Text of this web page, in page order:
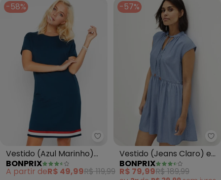
-58%
bonprix - Vestido (Azul
Vestido (Azul Marinho)
em Malha de Algodão
BONPRIX
A partir deR$ 49,99R$ 119,99
-57%
Vestido (Jeans Claro) em
Jeans de Algodão
BONPRIX
R$ 79,99R$ 189,99